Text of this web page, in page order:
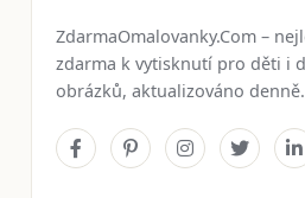
ZdarmaOmalovanky.Com –
zdarma k vytisknutí pro děti i
obrázků, aktualizováno denně.